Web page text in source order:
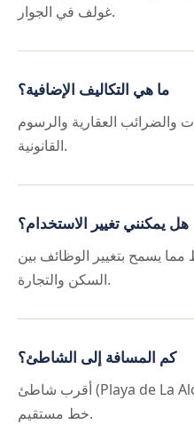
غولف في الجوار.
ما هي التكاليف الإضافية؟
والضرائب العقارية والرسوم
القانونية.
هل يمكنني تغيير الاستخدام؟
مما يسمح بتغيير الوظائف بين
السكن والتجارة.
كم المسافة إلى الشاطئ؟
أقرب شاطئ (Playa de La Alcaidesa) يبعد حوالي 7 كم في
خط مستقيم.